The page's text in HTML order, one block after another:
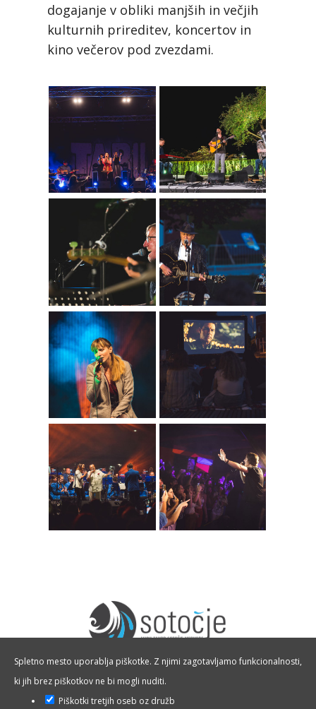
dogajanje v obliki manjših in večjih
kulturnih prireditev, koncertov in
kino večerov pod zvezdami.
Spletno mesto uporablja piškotke. Z njimi zagotavljamo funkcionalnosti,
ki jih brez piškotkov ne bi mogli nuditi.
Piškotki tretjih oseb oz družb
T: 01 36 26 226, 01 36 14 346
M:041 378 050